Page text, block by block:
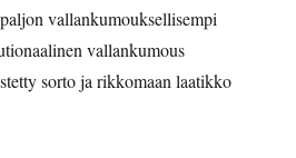
vallankumouksellisempi
vallankumous
sorto ja rikkomaan laatikko